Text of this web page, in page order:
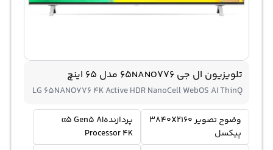
تلویزیون ال جی 65NANO776 مدل 65 اینچ
LG 65NANO776 4K Active HDR NanoCell WebOS AI ThinQ
وضوح تصویر 3840X2160
پیکسل
پردازندهα5 Gen5 AI
Processor 4K